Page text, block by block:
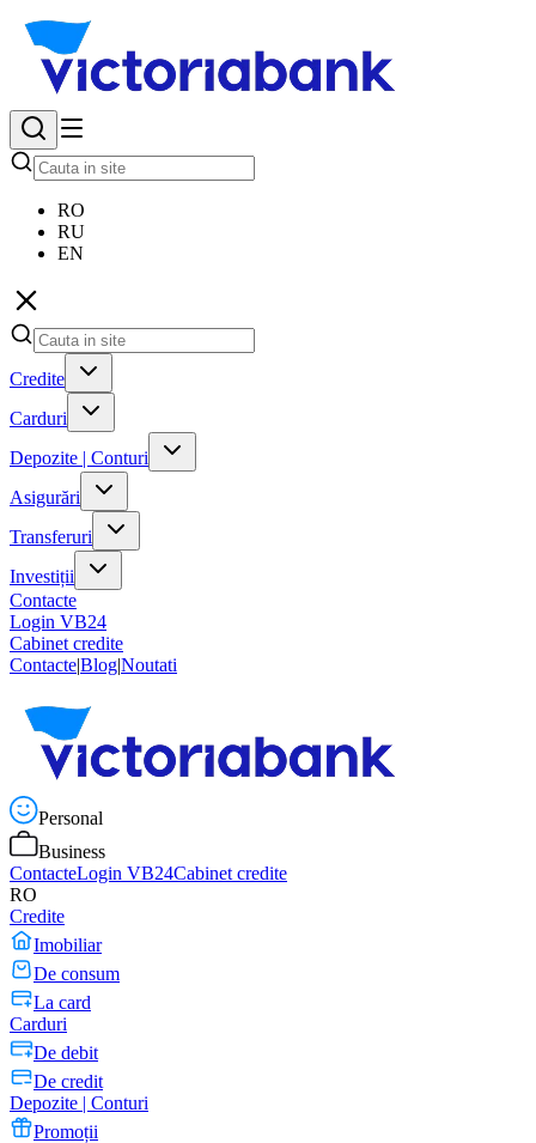
RO
RU
EN
Credite
Carduri
Depozite | Conturi
Asigurări
Transferuri
Investiții
Contacte
Login VB24
Cabinet credite
Contacte|Blog|Noutati
Personal
Business
ContacteLogin VB24Cabinet credite
RO
Credite
Imobiliar
De consum
La card
Carduri
De debit
De credit
Depozite | Conturi
Promoții